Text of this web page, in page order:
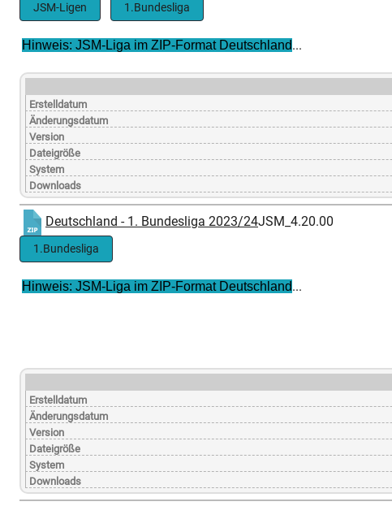
JSM-Ligen 1.Bundesliga
Hinweis: JSM-Liga im ZIP-Format Deutschland...
Erstelldatum
Änderungsdatum
Version
Dateigröße
System
Downloads
Deutschland - 1. Bundesliga 2023/24JSM_4.20.00
1.Bundesliga
Hinweis: JSM-Liga im ZIP-Format Deutschland...
Erstelldatum
Änderungsdatum
Version
Dateigröße
System
Downloads